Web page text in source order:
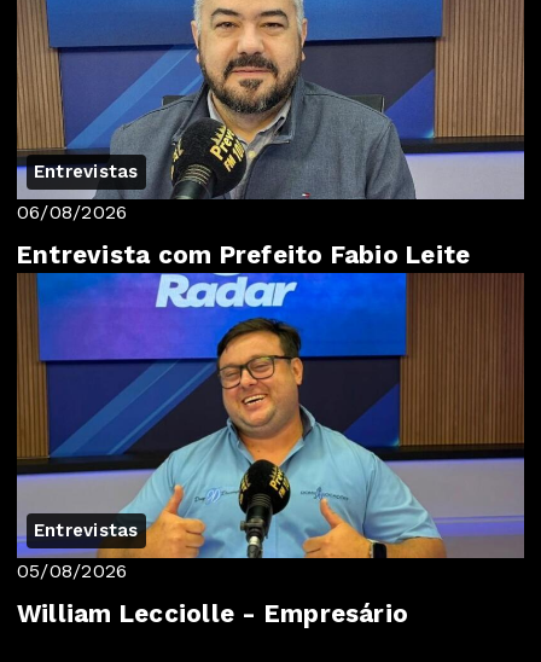
Entrevistas
06/08/2026
Entrevista com Prefeito Fabio Leite
Entrevistas
05/08/2026
William Lecciolle - Empresário